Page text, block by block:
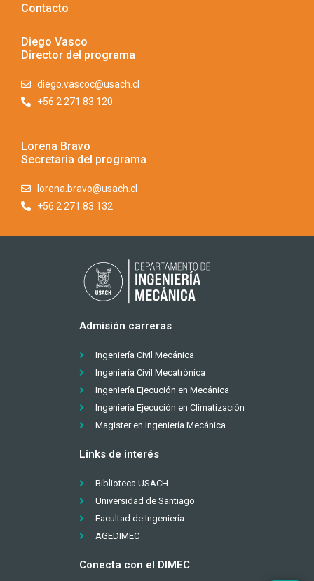
Contacto
Diego Vasco
Director del programa
diego.vascoc@usach.cl
+56 2 271 83 120
Lorena Bravo
Secretaria del programa
lorena.bravo@usach.cl
+56 2 271 83 132
Admisión carreras
Ingeniería Civil Mecánica
Ingeniería Civil Mecatrónica
Ingeniería Ejecución en Mecánica
Ingeniería Ejecución en Climatización
Magister en Ingeniería Mecánica
Links de interés
Biblioteca USACH
Universidad de Santiago
Facultad de Ingeniería
AGEDIMEC
Conecta con el DIMEC